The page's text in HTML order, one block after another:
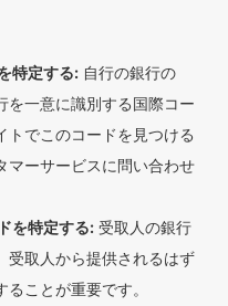
特定する: 自行の銀行の
を一意に識別する国際コー
トでこのコードを見つける
マーサービスに問い合わせ
を特定する: 受取人の銀行
受取人から提供されるはず
ことが重要です。